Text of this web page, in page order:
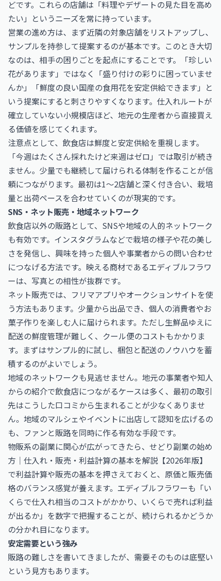
どです。これらの店舗は「料理やデザートの見た目を高め
たい」というニーズを常に持っています。
営業の進め方は、まず近隣の対象店舗をリストアップし、
サンプルを持参して提案するのが基本です。このとき大切
なのは、相手の困りごとを起点にすることです。「珍しい
花があります」ではなく「盛り付けの彩りに困っていませ
んか」「鮮度の良い国産の食用花を安定供給できます」と
いう提案にすると刺さりやすくなります。仕入れルートが
確立していない小規模店ほど、地元の生産者から直接買え
る価値を感じてくれます。
注意点として、飲食店は鮮度と安定供給を重視します。
「今週はたくさん採れたけど来週はゼロ」では取引が続き
ません。少量でも継続して届けられる体制を作ることが信
頼につながります。最初は1〜2店舗と深く付き合い、栽培
量と出荷ペースを合わせていくのが現実的です。
SNS・ネット販売・地域ネットワーク
飲食店以外の販路として、SNSや地域の人的ネットワーク
も有効です。インスタグラムなどで栽培の様子や花の美し
さを発信し、興味を持った個人や事業者からの問い合わせ
につなげる方法です。映える商材であるエディブルフラワ
ーは、写真との相性が抜群です。
ネット販売では、フリマアプリやオークションサイトを使
う方法もあります。少量から出品でき、個人の消費者やお
菓子作りを楽しむ人に届けられます。ただし生鮮品ゆえに
配送の鮮度管理が難しく、クール便のコストもかかりま
す。まずはサンプル的に試し、梱包と配送のノウハウを蓄
積するのがよいでしょう。
地域のネットワークも見逃せません。地元の事業者や知人
からの紹介で飲食店につながるケースは多く、最初の取引
先はこうした口コミから生まれることが少なくありませ
ん。地域のマルシェやイベントに出店して認知を広げるの
も、ファンと販路を同時に作る有効な手段です。
物販系の副業に関心が広がってきたら、 せどり副業の始め
方｜仕入れ・販売・利益計算の基本を解説【2026年版】
で利益計算や販売の基本を押さえておくと、原価と販売価
格のバランス感覚が養えます。エディブルフラワーも「い
くらで仕入れ相当のコストがかかり、いくらで売れば利益
が出るか」を数字で把握することが、続けられるかどうか
の分かれ目になります。
安定需要という強み
販路の難しさを書いてきましたが、需要そのものは底堅い
という見方もあります。